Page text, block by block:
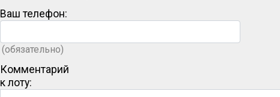
Ваш телефон:
(обязательно)
Комментарий
к лоту: